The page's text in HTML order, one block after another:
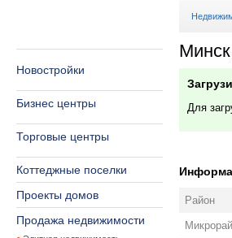
Новостройки
Бизнес центры
Торговые центры
Коттеджные поселки
Проекты домов
Продажа недвижимости
Для
Район